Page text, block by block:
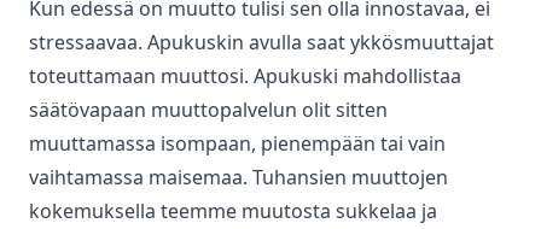
Kun edessä on muutto tulisi sen olla innostavaa, ei
stressaavaa. Apukuskin avulla saat ykkösmuuttajat
toteuttamaan muuttosi. Apukuski mahdollistaa
säätövapaan muuttopalvelun olit sitten
muuttamassa isompaan, pienempään tai vain
vaihtamassa maisemaa. Tuhansien muuttojen
kokemuksella teemme muutosta sukkelaa ja